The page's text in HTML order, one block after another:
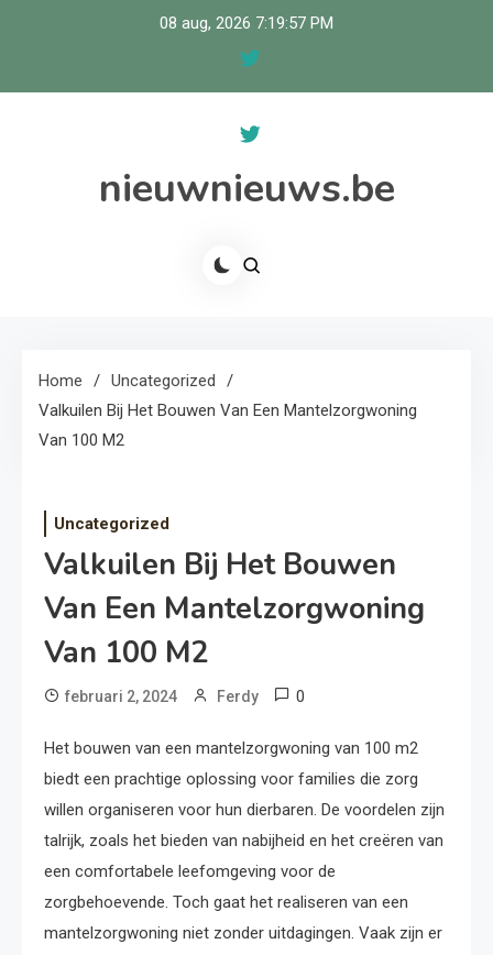
08 aug, 2026 7:19:57 PM
nieuwnieuws.be
Home
Uncategorized
Valkuilen Bij Het Bouwen Van Een Mantelzorgwoning
Van 100 M2
Uncategorized
Valkuilen Bij Het Bouwen
Van Een Mantelzorgwoning
Van 100 M2
februari 2, 2024 Ferdy 0
Het bouwen van een mantelzorgwoning van 100 m2
biedt een prachtige oplossing voor families die zorg
willen organiseren voor hun dierbaren. De voordelen zijn
talrijk, zoals het bieden van nabijheid en het creëren van
een comfortabele leefomgeving voor de
zorgbehoevende. Toch gaat het realiseren van een
mantelzorgwoning niet zonder uitdagingen. Vaak zijn er